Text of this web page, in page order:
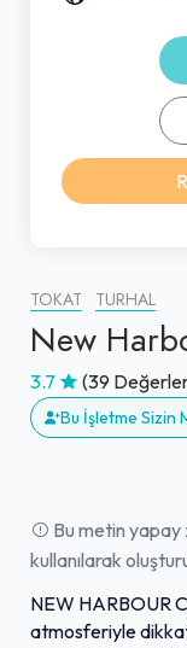
TOKAT TURHAL
New
3.7 (39
Bu İşletme Sizin
Bu metin yapay
kullanılarak
NEW HARBOUR
atmosferiyle